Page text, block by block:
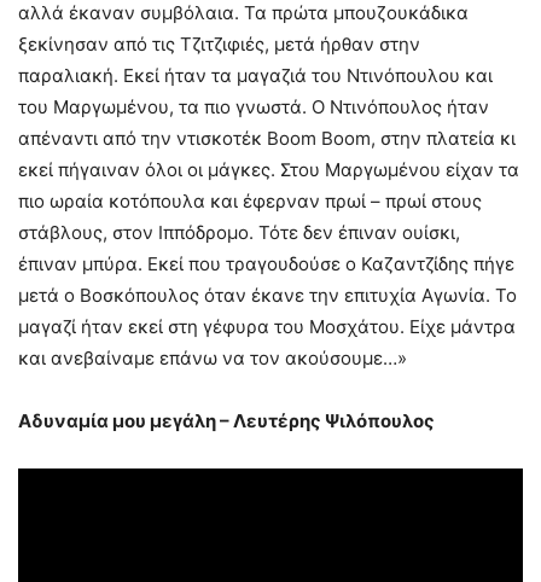
αλλά έκαναν συμβόλαια. Τα πρώτα μπουζουκάδικα
ξεκίνησαν από τις Τζιτζιφιές, μετά ήρθαν στην
παραλιακή. Εκεί ήταν τα μαγαζιά του Ντινόπουλου και
του Μαργωμένου, τα πιο γνωστά. Ο Ντινόπουλος ήταν
απέναντι από την ντισκοτέκ Boom Boom, στην πλατεία κι
εκεί πήγαιναν όλοι οι μάγκες. Στου Μαργωμένου είχαν τα
πιο ωραία κοτόπουλα και έφερναν πρωί – πρωί στους
στάβλους, στον Ιππόδρομο. Τότε δεν έπιναν ουίσκι,
έπιναν μπύρα. Εκεί που τραγουδούσε ο Καζαντζίδης πήγε
μετά ο Βοσκόπουλος όταν έκανε την επιτυχία Αγωνία. Το
μαγαζί ήταν εκεί στη γέφυρα του Μοσχάτου. Είχε μάντρα
και ανεβαίναμε επάνω να τον ακούσουμε…»
Αδυναμία μου μεγάλη – Λευτέρης Ψιλόπουλος